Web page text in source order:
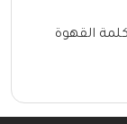
القهوة